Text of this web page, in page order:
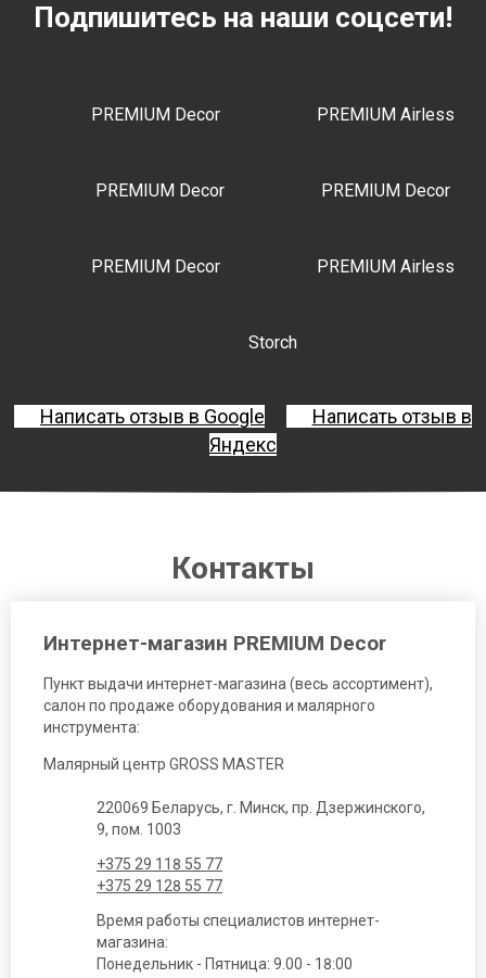
Подпишитесь на наши соцсети!
PREMIUM Decor PREMIUM Airless
PREMIUM Decor PREMIUM Decor
PREMIUM Decor PREMIUM Airless
Storch
Написать отзыв в Google
Написать отзыв в
Яндекс
Контакты
Интернет-магазин PREMIUM Decor
Пункт выдачи интернет-магазина (весь ассортимент),
салон по продаже оборудования и малярного
инструмента:
Малярный центр GROSS MASTER
220069 Беларусь, г. Минск, пр. Дзержинского,
9, пом. 1003
+375 29 118 55 77
+375 29 128 55 77
Время работы специалистов интернет-
магазина:
Понедельник - Пятница: 9.00 - 18:00